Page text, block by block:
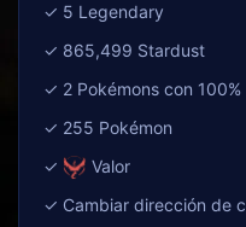
✓ 5 Legendary
✓ 865,499 Stardust
✓ 2 Pokémons con 100%
✓ 255 Pokémon
✓
Valor
✓ Cambiar dirección de